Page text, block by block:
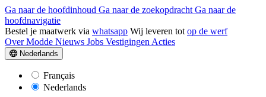
Ga naar de hoofdinhoud Ga naar de zoekopdracht Ga naar de
hoofdnavigatie
Bestel je maatwerk via whatsapp Wij leveren tot op de werf
Over Modde Nieuws Jobs Vestigingen Acties
Nederlands
Français
Nederlands